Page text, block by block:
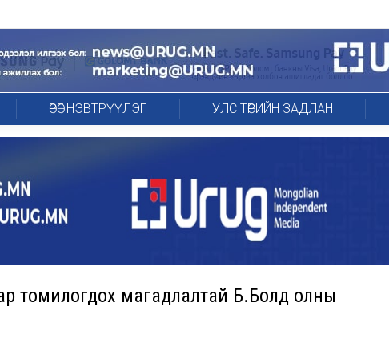
ӨРӨГ НЭВТРҮҮЛЭГ УЛС ТӨРИЙН ЗАДЛАН
томилогдох магадлалтай Б.Болд олны